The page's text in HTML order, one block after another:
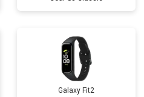
Galaxy Fit2